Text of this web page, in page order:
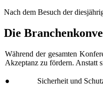
Nach dem Besuch der
Die
Während der gesamten
Akzeptanz zu fördern. Anstatt
● Sicherheit und Schutz